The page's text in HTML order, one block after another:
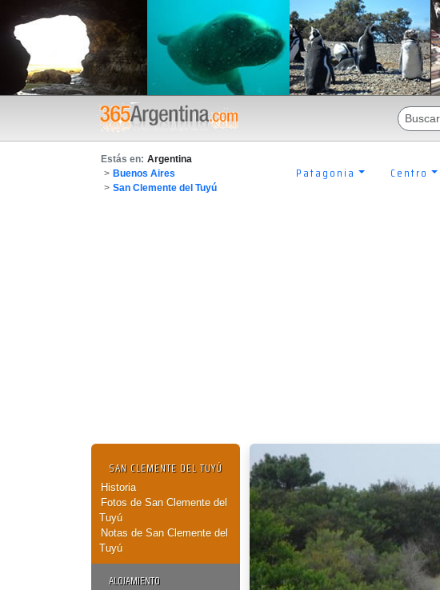
Estás en: Argentina
> Buenos Aires
> San Clemente del Tuyú
Patagonia Centro
SAN CLEMENTE DEL TUYÚ
Historia
Fotos de San Clemente del
Tuyú
Notas de San Clemente del
Tuyú
ALOJAMIENTO